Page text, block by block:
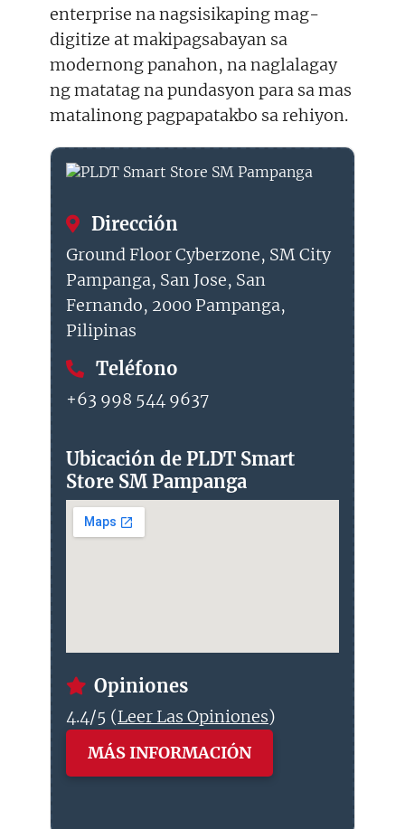
enterprise na nagsisikaping mag-
digitize at makipagsabayan sa
modernong panahon, na naglalagay
ng matatag na pundasyon para sa mas
matalinong pagpapatakbo sa rehiyon.
Dirección
Ground Floor Cyberzone, SM City
Pampanga, San Jose, San
Fernando, 2000 Pampanga,
Pilipinas
Teléfono
+63 998 544 9637
Ubicación de PLDT Smart
Store SM Pampanga
Opiniones
4.4/5 (Leer Las Opiniones)
MÁS INFORMACIÓN